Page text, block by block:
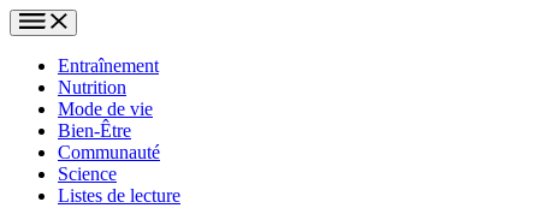
Entraînement
Nutrition
Mode de vie
Bien-Être
Communauté
Science
Listes de lecture